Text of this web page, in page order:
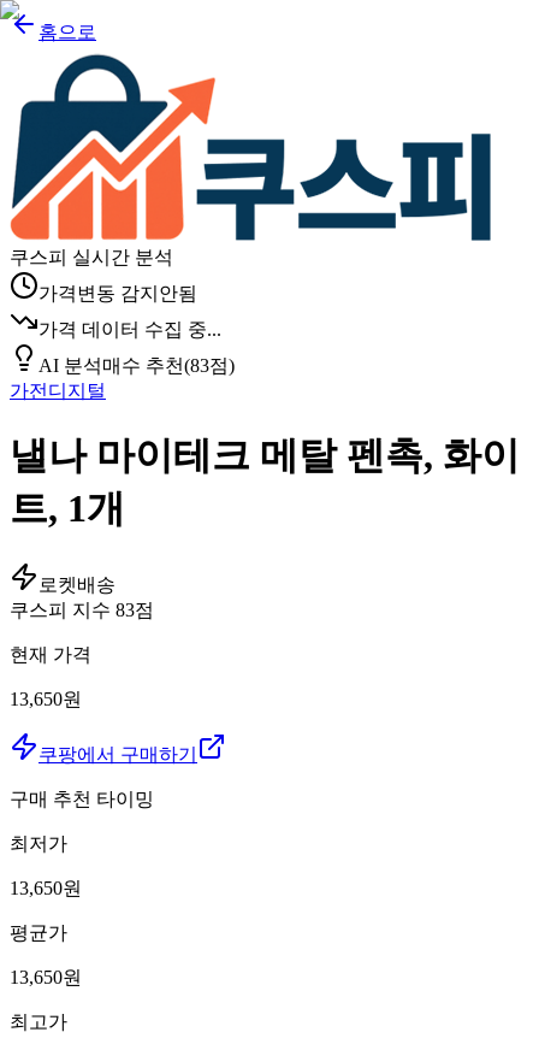
홈으로
쿠스피 실시간 분석
가격변동 감지안됨
가격 데이터 수집 중...
AI 분석매수 추천(83점)
가전디지털
낼나 마이테크 메탈 펜촉, 화이
트, 1개
로켓배송
쿠스피 지수 83점
현재 가격
13,650원
쿠팡에서 구매하기
구매 추천 타이밍
최저가
13,650원
평균가
13,650원
최고가